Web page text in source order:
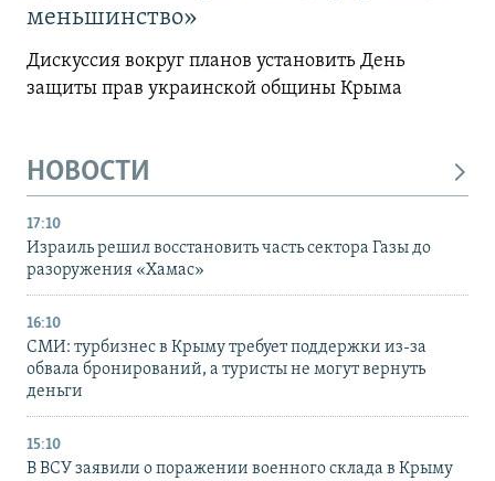
меньшинство»
Дискуссия вокруг планов установить День
защиты прав украинской общины Крыма
НОВОСТИ
17:10
Израиль решил восстановить часть сектора Газы до
разоружения «Хамас»
16:10
СМИ: турбизнес в Крыму требует поддержки из-за
обвала бронирований, а туристы не могут вернуть
деньги
15:10
В ВСУ заявили о поражении военного склада в Крыму